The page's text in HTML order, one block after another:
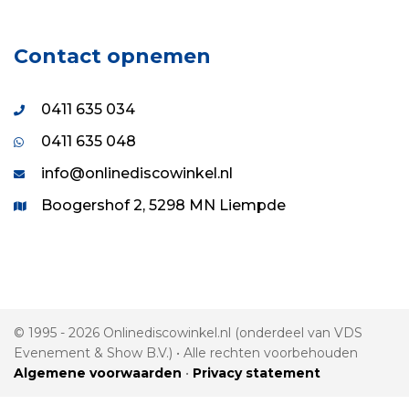
Contact opnemen
0411 635 034
0411 635 048
info@onlinediscowinkel.nl
Boogershof 2, 5298 MN Liempde
© 1995 - 2026 Onlinediscowinkel.nl (onderdeel van VDS
Evenement & Show B.V.) • Alle rechten voorbehouden
Algemene voorwaarden • Privacy statement